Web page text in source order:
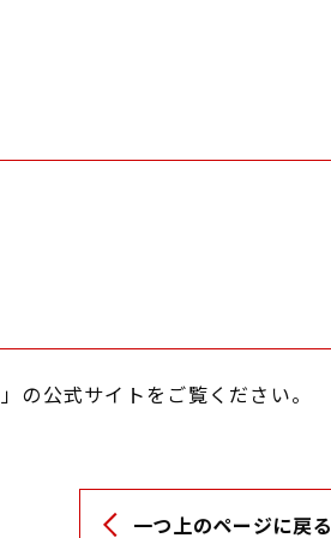
」の公式サイトをご覧ください。
一つ上のページに戻る